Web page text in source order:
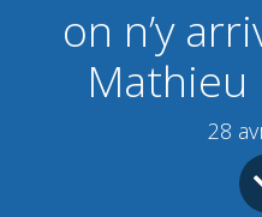
on n’y
Mathieu
28